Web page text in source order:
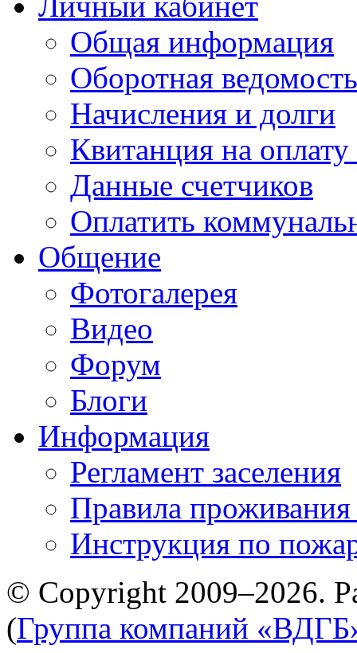
Общая информация
Оборотная ведомость
Начисления и долги
Квитанция на
Данные счетчиков
Оплатить
Общение
Фотогалерея
Видео
Форум
Блоги
Информация
Регламент заселения
Правила
Инструкция по
© Copyright 2009–2026.
(Группа компаний